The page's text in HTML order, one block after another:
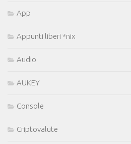
App
Appunti liberi *nix
Audio
AUKEY
Console
Criptovalute